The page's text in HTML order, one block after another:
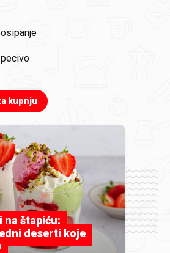
kupnju
na štapiću:
deserti koje